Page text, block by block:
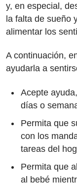
y, en especial,
la falta de sueño
alimentar los
A continuación,
ayudarla a
Acepte
días o
Permita que
con los
tareas del
Permita que
al bebé